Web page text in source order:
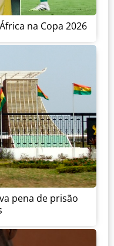
na Copa 2026
pena de prisão